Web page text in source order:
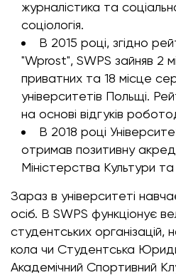
журналістика та
соціологія.
В 2015 році, згідно
"Wprost", SWPS зайняв 2
приватних та 18 місце
університетів Польщі.
на основі відгуків
В 2018 році
отримав позитивну
Міністерства Культури
Зараз в університеті
осіб. В SWPS функціонує
студентських організацій,
кола чи Студентська
Академічний Спортивний